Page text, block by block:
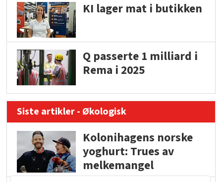
KI lager mat i butikken
Q passerte 1 milliard i
Rema i 2025
Siste artikler - Økologisk
Kolonihagens norske
yoghurt: Trues av
melkemangel